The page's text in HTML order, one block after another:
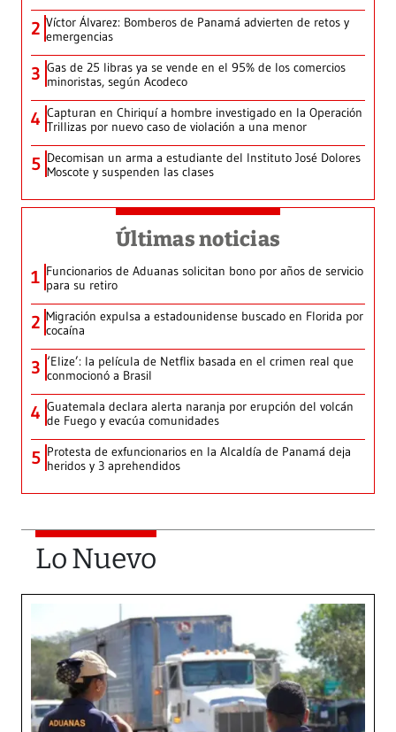
2 Víctor Álvarez: Bomberos de Panamá advierten de retos y
emergencias
3 Gas de 25 libras ya se vende en el 95% de los comercios
minoristas, según Acodeco
4 Capturan en Chiriquí a hombre investigado en la Operación
Trillizas por nuevo caso de violación a una menor
5 Decomisan un arma a estudiante del Instituto José Dolores
Moscote y suspenden las clases
Últimas noticias
1 Funcionarios de Aduanas solicitan bono por años de servicio
para su retiro
2 Migración expulsa a estadounidense buscado en Florida por
cocaína
3 ‘Elize’: la película de Netflix basada en el crimen real que
conmocionó a Brasil
4 Guatemala declara alerta naranja por erupción del volcán
de Fuego y evacúa comunidades
5 Protesta de exfuncionarios en la Alcaldía de Panamá deja
heridos y 3 aprehendidos
Lo Nuevo